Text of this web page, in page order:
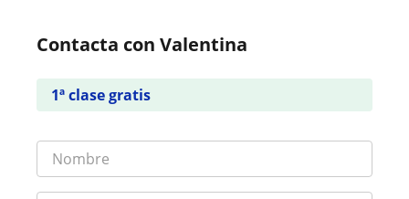
Contacta con Valentina
1ª clase gratis